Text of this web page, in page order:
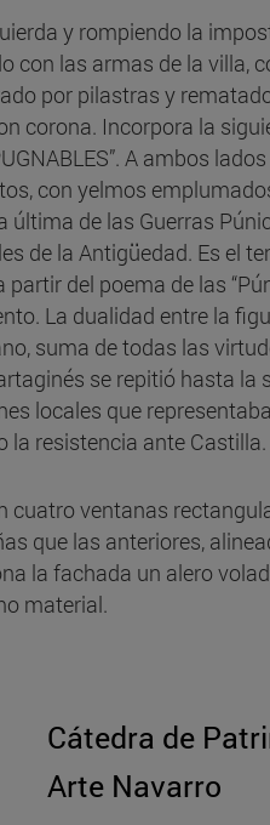
y rompiendo la
con las armas de la villa,
por pilastras y
corona. Incorpora la
A ambos
con yelmos
última de las Guerras
de la Antigüedad. Es el
partir del poema de las
La dualidad entre la
suma de todas las
se repitió hasta la
locales que
la resistencia ante Castilla.
cuatro ventanas
que las anteriores,
la fachada un alero
material.
Cátedra de
Arte Navarro